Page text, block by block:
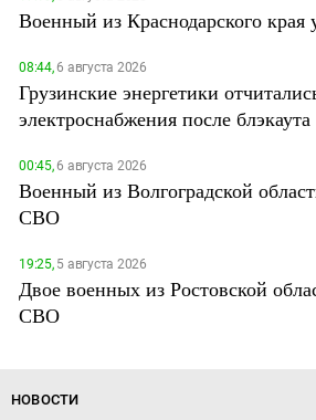
Военный из Краснодарского
08:44,6 августа 2026
Грузинские энергетики
электроснабжения после блэкаута
00:45,6 августа 2026
Военный из Волгоградской
СВО
19:25,5 августа 2026
Двое военных из Ростовской
СВО
НОВОСТИ